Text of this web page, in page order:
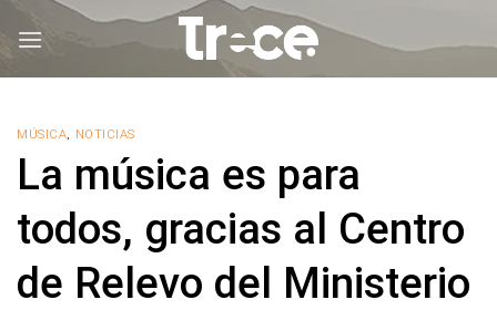
MÚSICA, NOTICIAS
La música es para
todos, gracias al Centro
de Relevo del Ministerio